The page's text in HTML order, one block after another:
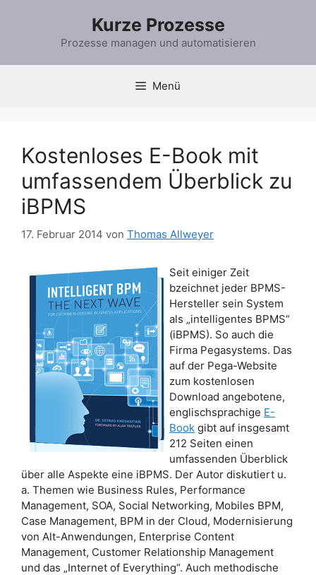
Kurze Prozesse
Prozesse managen und automatisieren
Menü
Kostenloses E-Book mit
umfassendem Überblick zu
iBPMS
17. Februar 2014 von Thomas Allweyer
Seit einiger Zeit
bzeichnet jeder BPMS-
Hersteller sein System
als „intelligentes BPMS“
(iBPMS). So auch die
Firma Pegasystems. Das
auf der Pega-Website
zum kostenlosen
Download angebotene,
englischsprachige E-
Book gibt auf insgesamt
212 Seiten einen
umfassenden Überblick
über alle Aspekte eine iBPMS. Der Autor diskutiert u.
a. Themen wie Business Rules, Performance
Management, SOA, Social Networking, Mobiles BPM,
Case Management, BPM in der Cloud, Modernisierung
von Alt-Anwendungen, Enterprise Content
Management, Customer Relationship Management
und das „Internet of Everything“. Auch methodische